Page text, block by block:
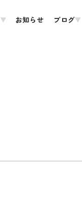
お知らせ ブログ